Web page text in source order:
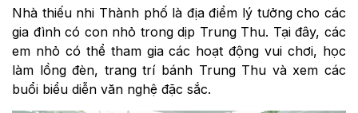
Nhà thiếu nhi Thành phố là địa điểm lý tưởng cho các
gia đình có con nhỏ trong dịp Trung Thu. Tại đây, các
em nhỏ có thể tham gia các hoạt động vui chơi, học
làm lồng đèn, trang trí bánh Trung Thu và xem các
buổi biểu diễn văn nghệ đặc sắc.